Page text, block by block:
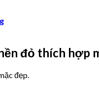
đỏ thích hợp
đẹp.